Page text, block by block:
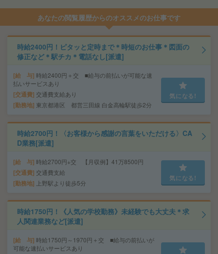
あなたの閲覧履歴からのオススメのお仕事です
時給2400円！ピタッと定時まで＊時短のお仕事＊図面の
修正など＊駅チカ＊電話なし[派遣]
給 与 時給2400円＋交 ■給与の前払いが可能な速
払いサービスあり
交通費 交通費支給あり
勤務地 東京都港区 都営三田線 白金高輪駅徒歩2分
気になる!
時給2700円！〈お客様から感謝の言葉をいただける〉CA
D業務[派遣]
給 与 時給2700円+交 【月収例】41万8500円
交通費 交通費支給
勤務地 上野駅より徒歩5分
気になる!
時給1750円！《人気の学校勤務》未経験でも大丈夫＊求
人関連業務など[派遣]
給 与 時給1750円～1970円＋交 ■給与の前払いが
可能な速払いサービスあり